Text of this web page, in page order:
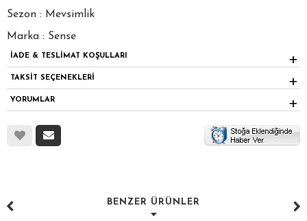
Sezon : Mevsimlik
Marka : Sense
İADE & TESLİMAT KOŞULLARI
TAKSİT SEÇENEKLERİ
YORUMLAR
BENZER ÜRÜNLER